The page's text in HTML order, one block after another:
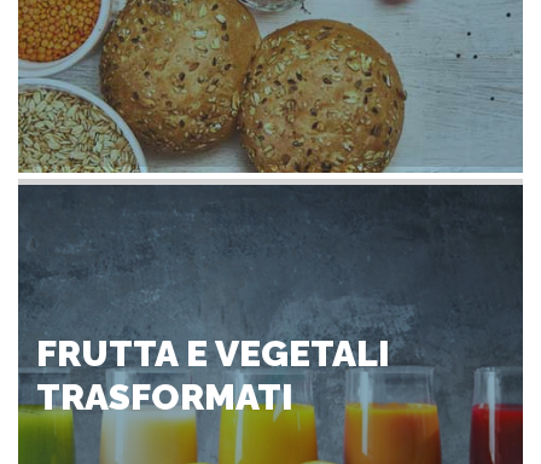
FRUTTA E VEGETALI
TRASFORMATI